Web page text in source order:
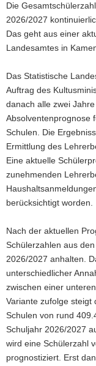
Die
2026/2027
Das geht aus einer
Landesamtes in
Das Statistische
Auftrag des
danach alle zwei
Absolventenprognose
Schulen. Die
Ermittlung des
Eine aktuelle
zunehmenden
berücksichtigt worden.
Nach der aktuellen
Schülerzahlen aus
2026/2027 anhalten.
unterschiedlicher
zwischen einer
Variante zufolge steigt
Schulen von rund
Schuljahr 2026/2027
wird eine Schülerzahl
prognostiziert. Erst